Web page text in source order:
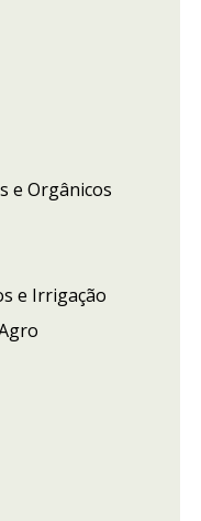
e Orgânicos
e Irrigação